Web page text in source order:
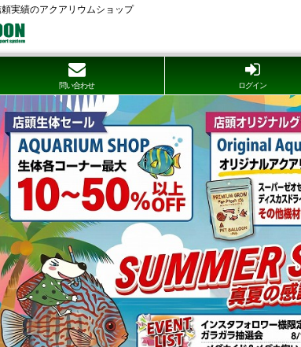
実績のアクアリウムショップ
問い合わせ ログイン